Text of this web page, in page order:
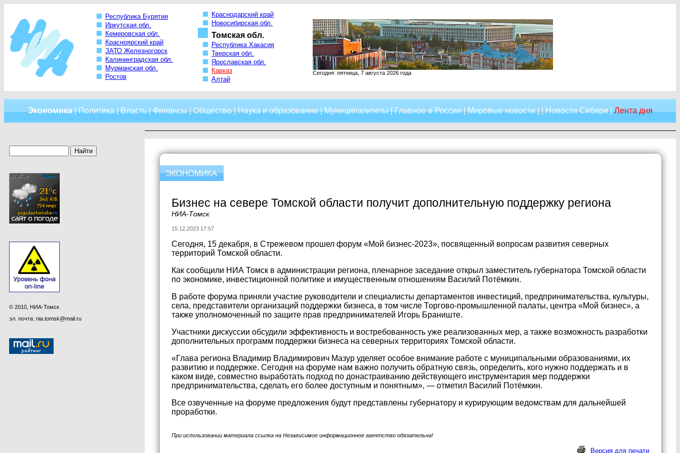
Республика Бурятия
Иркутская обл.
Кемеровская обл.
Красноярский край
ЗАТО Железногорск
Калининградская обл.
Мурманская обл.
Ростов
Краснодарский край
Новосибирская обл.
Томская обл.
Республика Хакасия
Тверская обл.
Ярославская обл.
Кавказ
Алтай
Сегодня: пятница, 7 августа 2026 года
Экономика|Политика|Власть|Финансы|Общество|Наука и образование|Муниципалитеты|Главное в России|Мировые новости| |Новости Сибири|Лента дня
© 2010, НИА-Томск
эл. почта: nia.tomsk@mail.ru
Бизнес на севере Томской области получит дополнительную поддержку региона
НИА-Томск
15.12.2023 17:57
Сегодня, 15 декабря, в Стрежевом прошел форум «Мой бизнес-2023», посвященный вопросам развития северных
территорий Томской области.
Как сообщили НИА Томск в администрации региона, пленарное заседание открыл заместитель губернатора Томской области
по экономике, инвестиционной политике и имущественным отношениям Василий Потёмкин.
В работе форума приняли участие руководители и специалисты департаментов инвестиций, предпринимательства, культуры,
села, представители организаций поддержки бизнеса, в том числе Торгово-промышленной палаты, центра «Мой бизнес», а
также уполномоченный по защите прав предпринимателей Игорь Браниште.
Участники дискуссии обсудили эффективность и востребованность уже реализованных мер, а также возможность разработки
дополнительных программ поддержки бизнеса на северных территориях Томской области.
«Глава региона Владимир Владимирович Мазур уделяет особое внимание работе с муниципальными образованиями, их
развитию и поддержке. Сегодня на форуме нам важно получить обратную связь, определить, кого нужно поддержать и в
каком виде, совместно выработать подход по донастраиванию действующего инструментария мер поддержки
предпринимательства, сделать его более доступным и понятным», — отметил Василий Потёмкин.
Все озвученные на форуме предложения будут представлены губернатору и курирующим ведомствам для дальнейшей
проработки.
При использовании материала ссылка на Независимое информационное агентство обязательна!
Версия для печати